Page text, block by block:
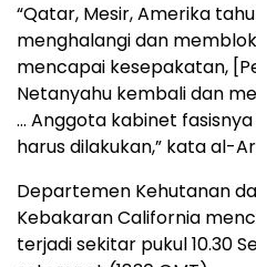
“Qatar, Mesir, Amerika
menghalangi dan
mencapai kesepakatan,
Netanyahu kembali dan
… Anggota kabinet
harus dilakukan,” kata al-
Departemen Kehutanan
Kebakaran California
terjadi sekitar pukul 10.30